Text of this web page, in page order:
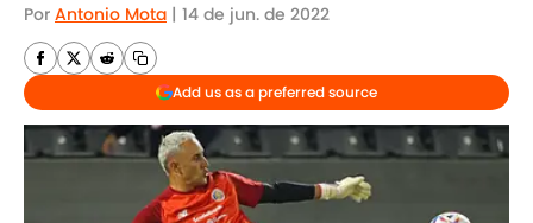
Por Antonio Mota | 14 de jun. de 2022
Add us as a preferred source